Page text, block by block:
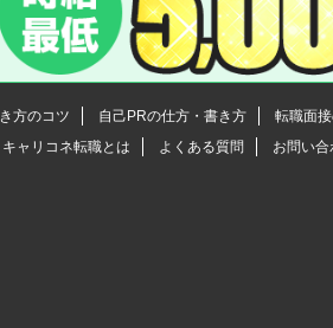
方のコツ 自己PRの仕方・書き方
転職面
キャリコネ転職とは よくある質問 お問い合